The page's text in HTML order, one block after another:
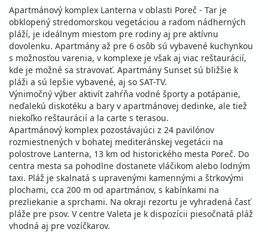
Apartmánový komplex Lanterna v oblasti Poreč - Tar je
obklopený stredomorskou vegetáciou a radom nádherných
pláží, je ideálnym miestom pre rodiny aj pre aktívnu
dovolenku. Apartmány až pre 6 osôb sú vybavené kuchynkou
s možnosťou varenia, v komplexe je však aj viac reštaurácií,
kde je možné sa stravovať. Apartmány Sunset sú bližšie k
pláži a sú lepšie vybavené, aj so SAT-TV.
Výnimočný výber aktivít zahŕňa vodné športy a potápanie,
neďalekú diskotéku a bary v apartmánovej dedinke, ale tiež
niekoľko reštaurácií a la carte s terasou.
Apartmánový komplex pozostávajúci z 24 pavilónov
rozmiestnených v bohatej mediteránskej vegetácii na
polostrove Lanterna, 13 km od historického mesta Poreč. Do
centra mesta sa pohodlne dostanete vláčikom alebo lodným
taxi. Pláž je skalnatá s upravenými kamennými a štrkovými
plochami, cca 200 m od apartmánov, s kabínkami na
prezliekanie a sprchami. Na okraji rezortu je vyhradená časť
pláže pre psov. V centre Valeta je k dispozícii piesočnatá pláž
vhodná aj pre vozíčkarov.